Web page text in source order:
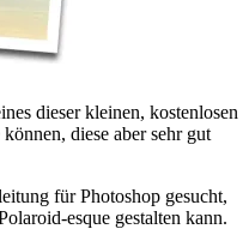
dieser kleinen, kostenlosen
diese aber sehr gut
für Photoshop gesucht,
esque gestalten kann.